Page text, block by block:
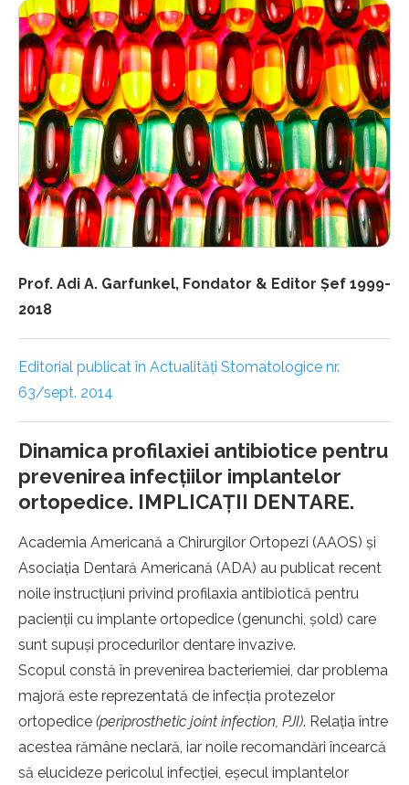
Prof. Adi A. Garfunkel, Fondator & Editor Șef 1999-
2018
Editorial publicat în Actualități Stomatologice nr.
63/sept. 2014
Dinamica profilaxiei antibiotice pentru
prevenirea infecţiilor implantelor
ortopedice. IMPLICAŢII DENTARE.
Academia Americană a Chirurgilor Ortopezi (AAOS) şi
Asociaţia Dentară Americană (ADA) au publicat recent
noile instrucţiuni privind profilaxia antibiotică pentru
pacienţii cu implante ortopedice (genunchi, şold) care
sunt supuşi procedurilor dentare invazive.
Scopul constă în prevenirea bacteriemiei, dar problema
majoră este reprezentată de infecţia protezelor
ortopedice (periprosthetic joint infection, PJI). Relaţia între
acestea rămâne neclară, iar noile recomandări încearcă
să elucideze pericolul infecţiei, eşecul implantelor